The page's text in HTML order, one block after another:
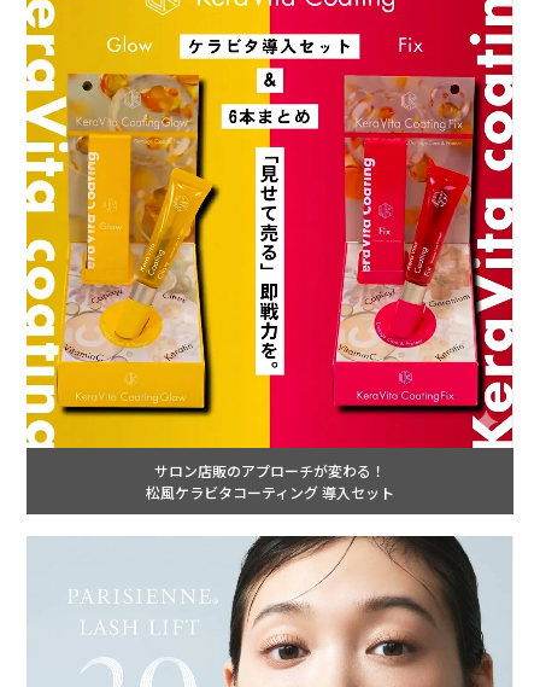
サロン店販のアプローチが変わる！
松風ケラビタコーティング 導入セット